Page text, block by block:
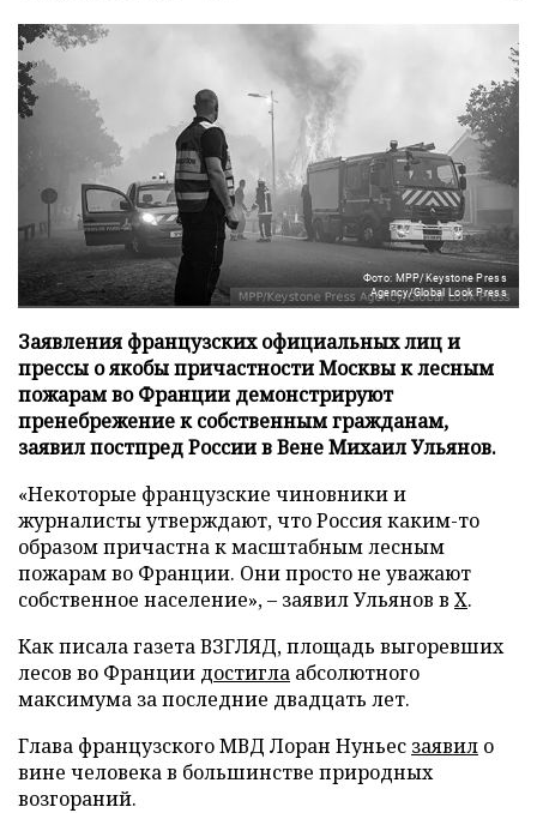
Фото: MPP/Keystone Press
Agency/Global Look Press
Заявления французских официальных лиц и
прессы о якобы причастности Москвы к лесным
пожарам во Франции демонстрируют
пренебрежение к собственным гражданам,
заявил постпред России в Вене Михаил Ульянов.
«Некоторые французские чиновники и
журналисты утверждают, что Россия каким-то
образом причастна к масштабным лесным
пожарам во Франции. Они просто не уважают
собственное население», – заявил Ульянов в X.
Как писала газета ВЗГЛЯД, площадь выгоревших
лесов во Франции достигла абсолютного
максимума за последние двадцать лет.
Глава французского МВД Лоран Нуньес заявил о
вине человека в большинстве природных
возгораний.